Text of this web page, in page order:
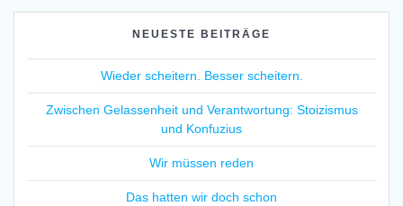
NEUESTE BEITRÄGE
Wieder scheitern. Besser scheitern.
Zwischen Gelassenheit und Verantwortung: Stoizismus
und Konfuzius
Wir müssen reden
Das hatten wir doch schon